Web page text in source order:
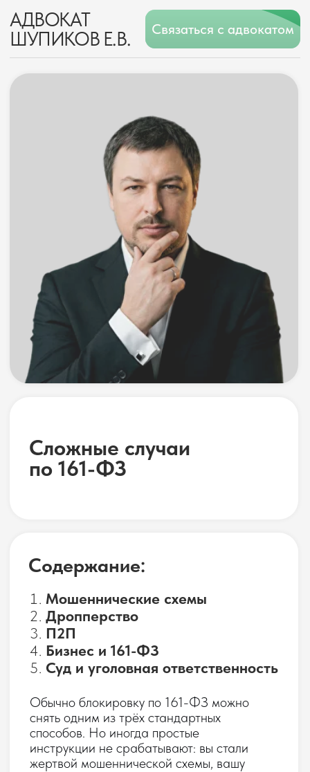
АДВОКАТ
ШУПИКОВ Е.В.
Сложные случаи
по 161-ФЗ
Дропперство
П2П
Бизнес и 161-ФЗ
Суд и уголовная ответственность
карту использовали для транзита чужих
денег, блокировка парализовала
бизнес или вы прошли все инстанции, но
собрали материалы для нестандартных
и особо сложных случаев